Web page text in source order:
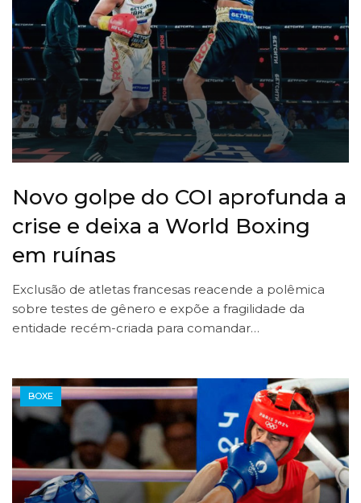
Novo golpe do COI aprofunda a
crise e deixa a World Boxing
em ruínas
Exclusão de atletas francesas reacende a polêmica
sobre testes de gênero e expõe a fragilidade da
entidade recém-criada para comandar…
BOXE